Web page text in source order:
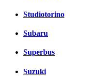
Studiotorino
Subaru
Superbus
Suzuki